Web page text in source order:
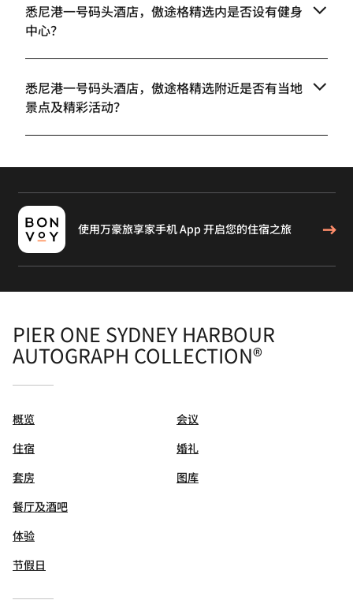
悉尼港一号码头酒店，傲途格精选内是否设有健身
中心？
悉尼港一号码头酒店，傲途格精选附近是否有当地
景点及精彩活动？
使用万豪旅享家手机 App 开启您的住宿之旅
PIER ONE SYDNEY HARBOUR
AUTOGRAPH COLLECTION®
概览
住宿
套房
餐厅及酒吧
体验
节假日
会议
婚礼
图库